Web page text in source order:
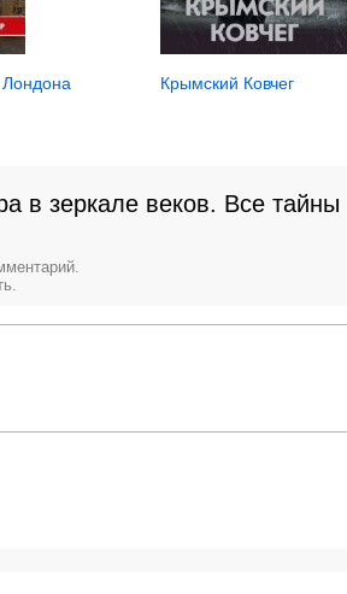
Лондона Крымский Ковчег
в зеркале веков. Все тайны